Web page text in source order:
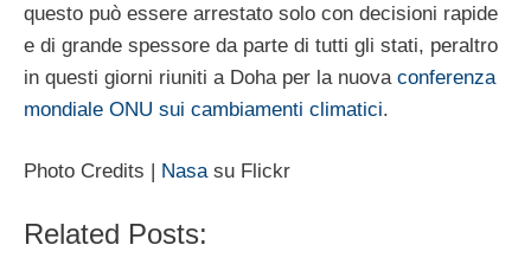
questo può essere arrestato solo con decisioni rapide
e di grande spessore da parte di tutti gli stati, peraltro
in questi giorni riuniti a Doha per la nuova conferenza
mondiale ONU sui cambiamenti climatici.
Photo Credits | Nasasu Flickr
Related Posts: